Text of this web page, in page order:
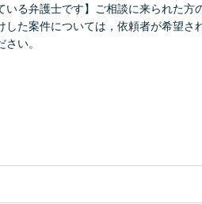
いる弁護士です】ご相談に来られた方
た案件については，依頼者が希望さ
い。